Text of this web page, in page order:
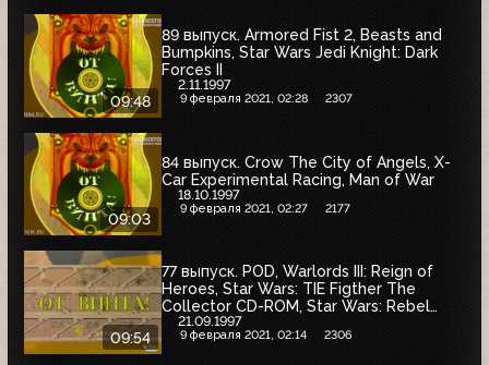
09:48
89 выпуск. Armored Fist 2, Beasts and
Bumpkins, Star Wars Jedi Knight: Dark
Forces II
2.11.1997
9 февраля 2021, 02:28 2307
09:03
84 выпуск. Crow The City of Angels, X-
Car Experimental Racing, Man of War
18.10.1997
9 февраля 2021, 02:27 2177
09:54
77 выпуск. POD, Warlords III: Reign of
Heroes, Star Wars: TIE Figther The
Collector CD-ROM, Star Wars: Rebel
Assault 2
21.09.1997
9 февраля 2021, 02:14 2306